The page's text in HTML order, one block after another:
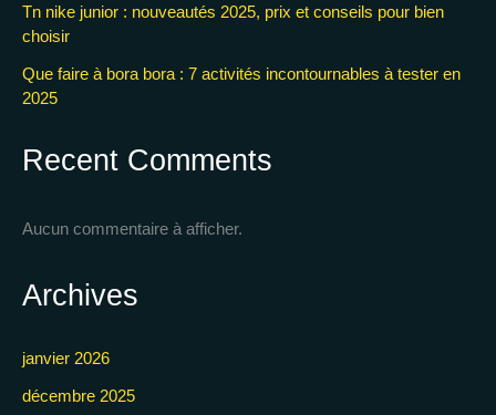
Tn nike junior : nouveautés 2025, prix et conseils pour bien
choisir
Que faire à bora bora : 7 activités incontournables à tester en
2025
Recent Comments
Aucun commentaire à afficher.
Archives
janvier 2026
décembre 2025